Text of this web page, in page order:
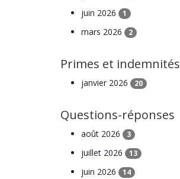
juin 2026 1
mars 2026 2
Primes et indemnités
janvier 2026 20
Questions-réponses
août 2026 3
juillet 2026 13
juin 2026 14